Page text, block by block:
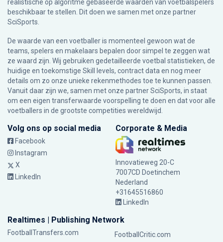
realistische op algoritme gebaseerde waarden van voetbalspelers
beschikbaar te stellen. Dit doen we samen met onze partner
SciSports
De waarde van een voetballer is momenteel gewoon wat de
teams, spelers en makelaars bepalen door simpel te zeggen wat
ze waard zijn. Wij gebruiken gedetailleerde voetbal statistieken, de
huidige en toekomstige Skill levels, contract data en nog meer
details om zo onze unieke rekenmethodes toe te kunnen passen.
Vanuit daar zijn we, samen met onze partner SciSports, in staat
om een eigen transferwaarde voorspelling te doen en dat voor alle
voetballers in de grootste competities wereldwijd.
Volg ons op social media
Facebook
Instagram
X
LinkedIn
Corporate & Media
Innovatieweg 20-C
7007CD Doetinchem
Nederland
+31645516860
LinkedIn
Realtimes | Publishing Network
FootballTransfers.com FootballCritic.com